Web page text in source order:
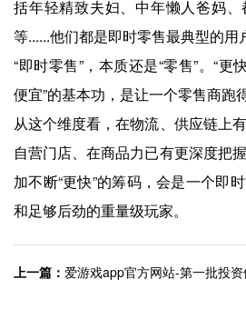
括年轻精致夫妇、中年懒人爸妈
等......他们都是即时零售最典型的用
“即时零售”，本质还是“零售”。“更
便宜”的基本功，是让一个零售商跑
从这个维度看，在物流、供应链上
自营门店、在商品力已有更深度把
加不断“更快”的筹码，会是一个即
和足够后劲的重量级玩家。
上一篇： 爱游戏app官方网站-第一批投资便利店